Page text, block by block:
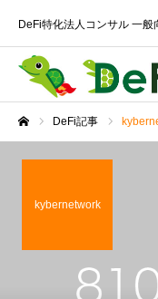
DeFi特化法人コンサル 一
DeFi記事
kybernetwork